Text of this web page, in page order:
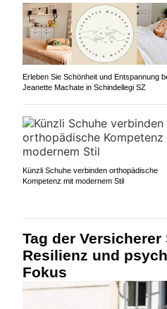
Erleben Sie Schönheit und Entspannung
Jeanette Machate in Schindellegi SZ
Künzli Schuhe verbinden orthopädische
Kompetenz mit modernem Stil
Tag der
Resilienz und
Fokus